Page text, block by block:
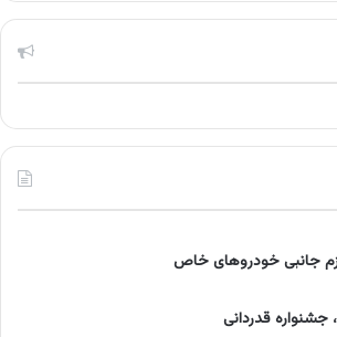
جانبی خودروهای خاص
جشنواره قدردانی